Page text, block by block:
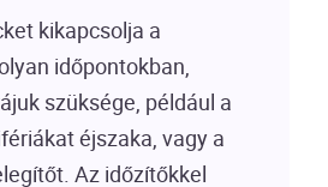
kikapcsolja a
időpontokban,
szüksége, például a
éjszaka, vagy a
Az időzítőkkel